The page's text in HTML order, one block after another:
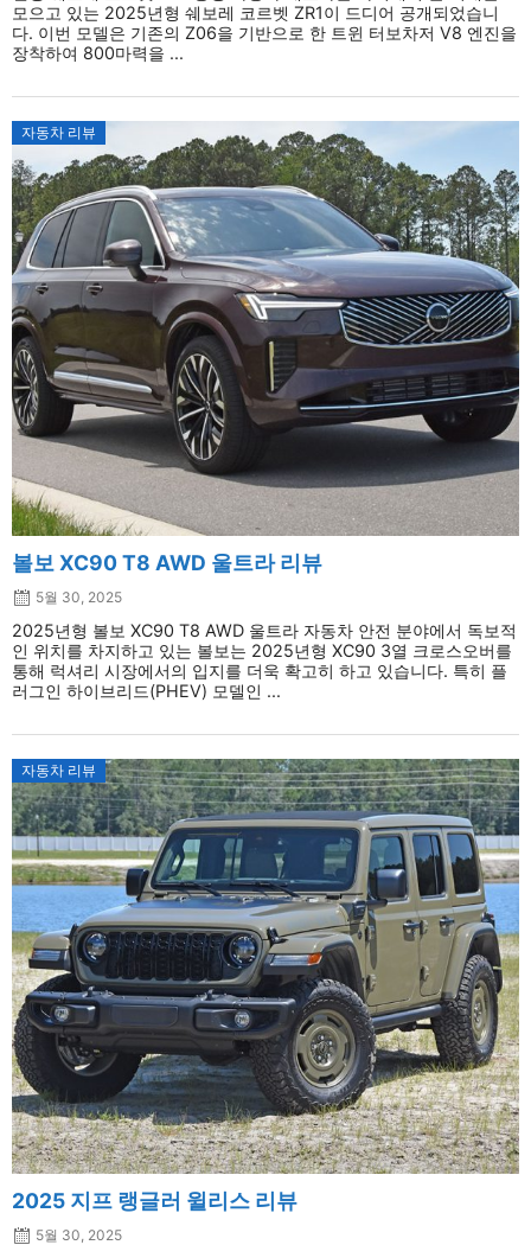
모으고 있는 2025년형 쉐보레 코르벳 ZR1이 드디어 공개되었습니
다. 이번 모델은 기존의 Z06을 기반으로 한 트윈 터보차저 V8 엔진을
장착하여 800마력을 ...
자동차 리뷰
볼보 XC90 T8 AWD 울트라 리뷰
5월 30, 2025
2025년형 볼보 XC90 T8 AWD 울트라 자동차 안전 분야에서 독보적
인 위치를 차지하고 있는 볼보는 2025년형 XC90 3열 크로스오버를
통해 럭셔리 시장에서의 입지를 더욱 확고히 하고 있습니다. 특히 플
러그인 하이브리드(PHEV) 모델인 ...
자동차 리뷰
2025 지프 랭글러 윌리스 리뷰
5월 30, 2025